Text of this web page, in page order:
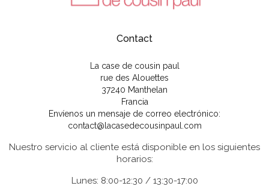
Contact
La case de cousin paul
rue des Alouettes
37240 Manthelan
Francia
Envíenos un mensaje de correo electrónico:
contact@lacasedecousinpaul.com
Nuestro servicio al cliente está disponible en los siguientes
horarios:
Lunes: 8:00-12:30 / 13:30-17:00